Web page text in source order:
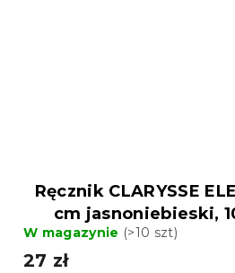
Ręcznik CLARYSSE
cm jasnoniebieski,
W magazynie (>10 szt)
27 zł